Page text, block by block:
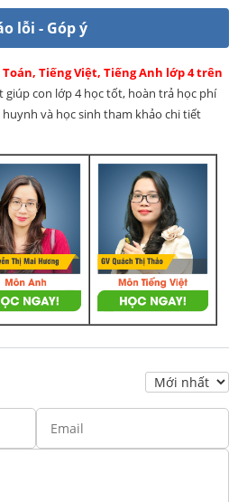
lỗi - Góp ý
Tiếng Việt, Tiếng Anh lớp 4 trên
giúp con lớp 4 học tốt, hoàn trả học phí
và học sinh tham khảo chi tiết